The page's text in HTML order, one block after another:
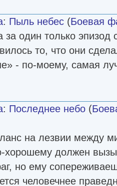
: Пыль небес (Боевая
за один только
то, что они
- по-моему, самая
: Последнее небо (
на лезвии между
хорошему должен
но ему
человечнее